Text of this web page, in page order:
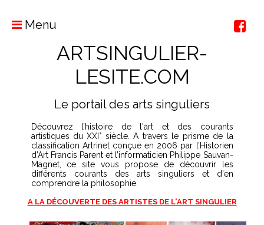
Menu
ARTSINGULIER-
LESITE.COM
Le portail des arts singuliers
Découvrez l’histoire de l'art et des courants
artistiques du XXI° siècle. A travers le prisme de la
classification Artrinet conçue en 2006 par l’Historien
d’Art Francis Parent et l’informaticien Philippe Sauvan-
Magnet, ce site vous propose de découvrir les
différents courants des arts singuliers et d'en
comprendre la philosophie.
A LA DÉCOUVERTE DES ARTISTES DE L'ART SINGULIER